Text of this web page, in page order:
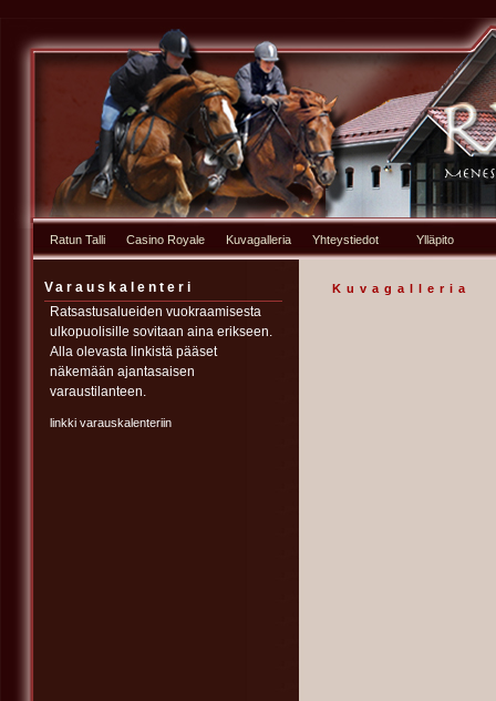
Ratun Talli Casino Royale Kuvagalleria Yhteystiedot Ylläpito
Varauskalenteri
Ratsastusalueiden vuokraamisesta
ulkopuolisille sovitaan aina erikseen.
Alla olevasta linkistä pääset
näkemään ajantasaisen
varaustilanteen.
linkki varauskalenteriin
Kuvagalleria